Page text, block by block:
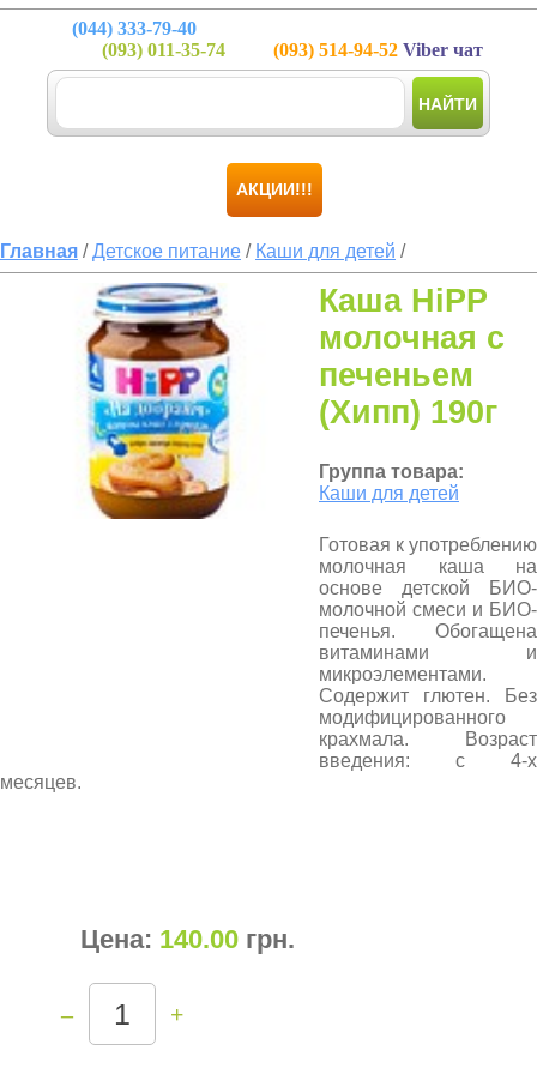
(044) 333-79-40
(093) 011-35-74 (093) 514-94-52 Viber чат
НАЙТИ
АКЦИИ!!!
Главная /Детское питание / Каши для детей /
Каша HiPP
молочная с
печеньем
(Хипп) 190г
Группа товара:
Каши для детей
Готовая к употреблению
молочная каша на
основе детской БИО-
молочной смеси и БИО-
печенья. Обогащена
витаминами и
микроэлементами.
Содержит глютен. Без
модифицированного
крахмала. Возраст
введения: с 4-х
месяцев.
Цена: 140.00 грн.
– +